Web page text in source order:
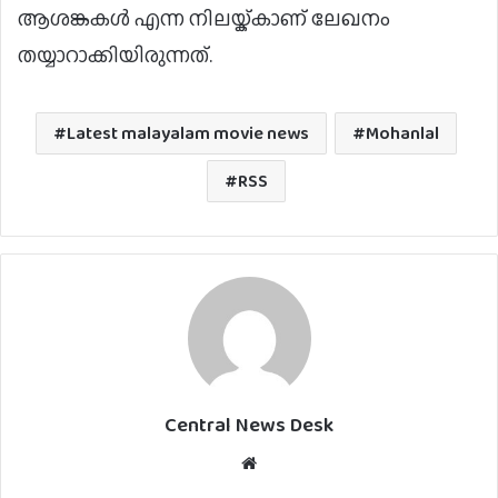
ആശങ്കകള്‍ എന്ന നിലയ്ക്കാണ് ലേഖനം
തയ്യാറാക്കിയിരുന്നത്.
Latest malayalam movie news
Mohanlal
RSS
Central News Desk